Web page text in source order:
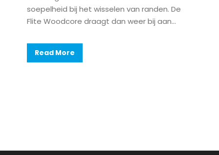
soepelheid bij het wisselen van randen. De
Flite Woodcore draagt dan weer bij aan...
Read More